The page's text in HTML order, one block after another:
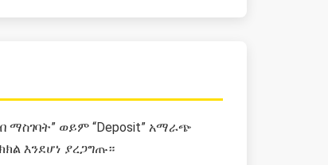
ማስገባት” ወይም “Deposit” አማራጭ
እንደሆነ ያረጋግጡ።